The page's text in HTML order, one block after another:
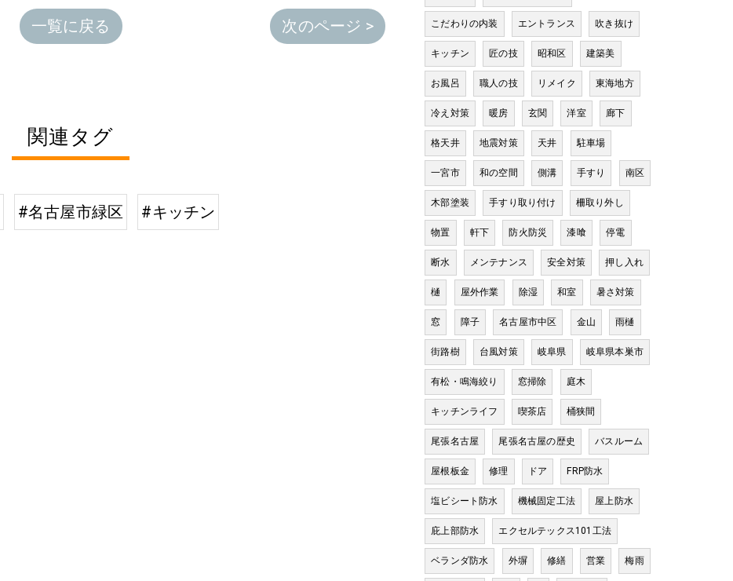
一覧に戻る 次のページ >
関連タグ
#名古屋市緑区 #キッチン
こだわりの内装 エントランス 吹き抜け
キッチン 匠の技 昭和区 建築美
お風呂 職人の技 リメイク 東海地方
冷え対策 暖房 玄関 洋室 廊下
格天井 地震対策 天井 駐車場
一宮市 和の空間 側溝 手すり 南区
木部塗装 手すり取り付け 柵取り外し
物置 軒下 防火防災 漆喰 停電
断水 メンテナンス 安全対策 押し入れ
樋 屋外作業 除湿 和室 暑さ対策
窓 障子 名古屋市中区 金山 雨樋
街路樹 台風対策 岐阜県 岐阜県本巣市
有松・鳴海絞り 窓掃除 庭木
キッチンライフ 喫茶店 桶狭間
尾張名古屋 尾張名古屋の歴史 バスルーム
屋根板金 修理 ドア FRP防水
塩ビシート防水 機械固定工法 屋上防水
庇上部防水 エクセルテックス101工法
ベランダ防水 外塀 修繕 営業 梅雨